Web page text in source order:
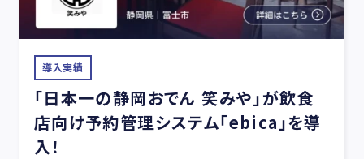
導入実績
「日本一の静岡おでん 笑みや」が飲食
店向け予約管理システム「ebica」を導
入！